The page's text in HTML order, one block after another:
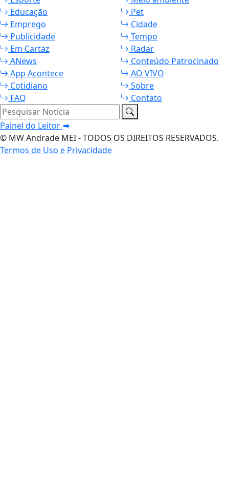
Educação
Pet
Emprego
Cidade
Publicidade
Tempo
Em Cartaz
Radar
ANews
Conteúdo Patrocinado
App Acontece
AO VIVO
Cotidiano
Sobre
FAQ
Contato
Pesquisar Notícia
Painel do Leitor
© MW Andrade MEI - TODOS OS DIREITOS RESERVADOS.
Termos de Uso e Privacidade